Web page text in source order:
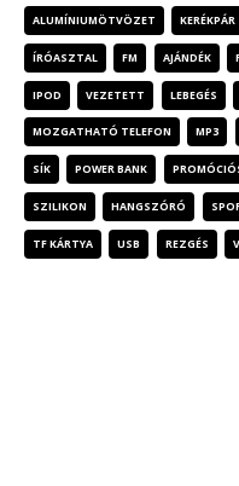
ALUMÍNIUMÖTVÖZET KERÉKPÁR
ÍRÓASZTAL FM AJÁNDÉK
IPOD VEZETETT LEBEGÉS
MOZGATHATÓ TELEFON MP3
SÍK POWER BANK
SZILIKON HANGSZÓRÓ
TF KÁRTYA USB REZGÉS